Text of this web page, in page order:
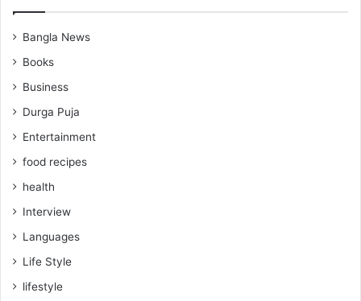
Bangla News
Books
Business
Durga Puja
Entertainment
food recipes
health
Interview
Languages
Life Style
lifestyle